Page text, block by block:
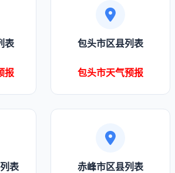
表
报
包头市区县列表
包头市天气预报
表 赤峰市区县列表